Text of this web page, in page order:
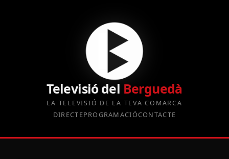
Televisió del Berguedà
LA TELEVISIÓ DE LA TEVA COMARCA
DIRECTEPROGRAMACIÓCONTACTE